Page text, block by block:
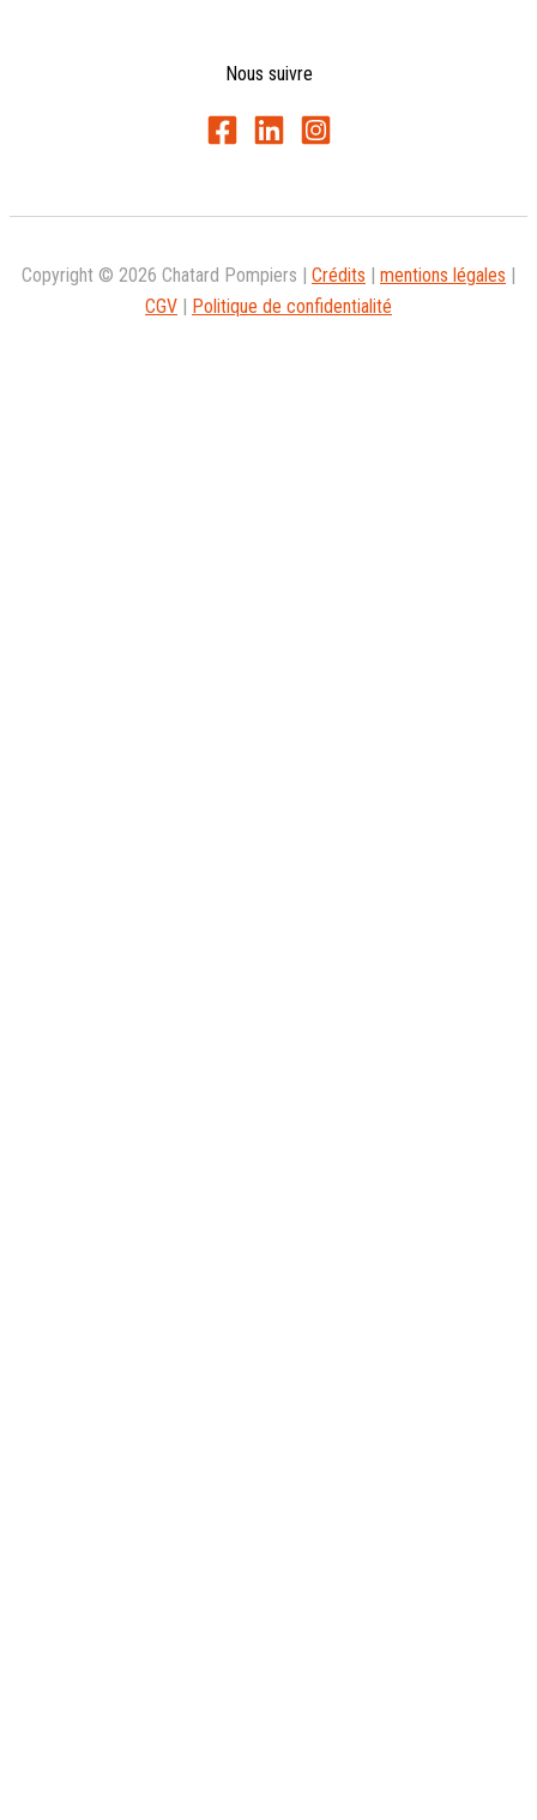
Nous suivre
Copyright © 2026 Chatard Pompiers | Crédits | mentions légales |
CGV | Politique de confidentialité